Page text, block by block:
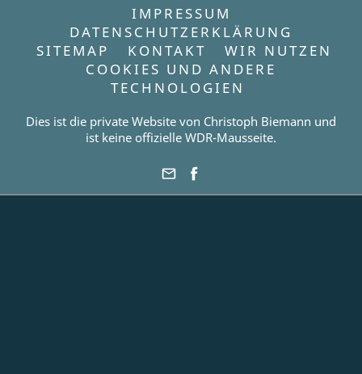
IMPRESSUM
DATENSCHUTZERKLÄRUNG
SITEMAP
KONTAKT
WIR NUTZEN
COOKIES UND ANDERE
TECHNOLOGIEN
Dies ist die private Website von Christoph Biemann und
ist keine offizielle WDR-Mausseite.